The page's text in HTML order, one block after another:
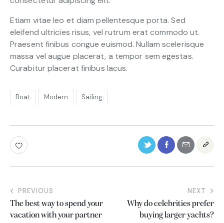
Etiam vitae leo et diam pellentesque porta. Sed
eleifend ultricies risus, vel rutrum erat commodo ut.
Praesent finibus congue euismod. Nullam scelerisque
massa vel augue placerat, a tempor sem egestas.
Curabitur placerat finibus lacus.
Boat Modern Sailing
PREVIOUS
The best way to spend your
vacation with your partner
NEXT
Why do celebrities prefer
buying larger yachts?